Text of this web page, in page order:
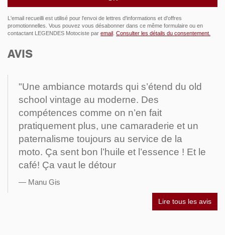
L'email recueilli est utilisé pour l'envoi de lettres d'informations et d'offres
promotionnelles. Vous pouvez vous désabonner dans ce même formulaire ou en
contactant LEGENDES Motociste par email Consulter les détails du consentement.
AVIS
"Une ambiance motards qui s’étend du old
school vintage au moderne. Des
compétences comme on n’en fait
pratiquement plus, une camaraderie et un
paternalisme toujours au service de la
moto. Ça sent bon l’huile et l’essence ! Et le
café! Ça vaut le détour
Manu Gis
Lire tous les avis